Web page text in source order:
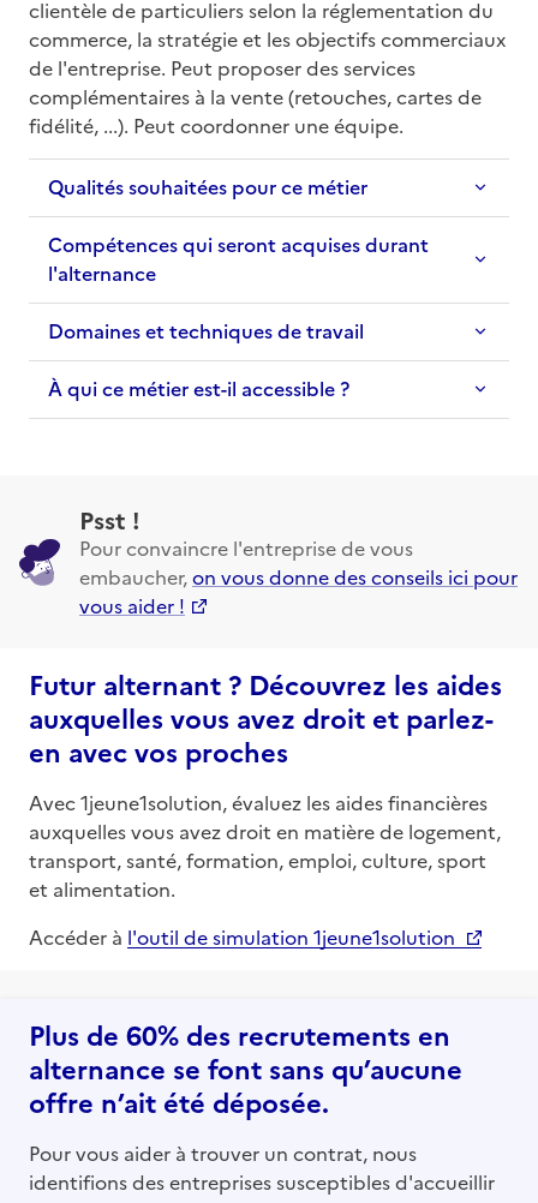
clientèle de particuliers selon la réglementation du
commerce, la stratégie et les objectifs commerciaux
de l'entreprise. Peut proposer des services
complémentaires à la vente (retouches, cartes de
fidélité, ...). Peut coordonner une équipe.
Qualités souhaitées pour ce métier
Compétences qui seront acquises durant
l'alternance
Domaines et techniques de travail
À qui ce métier est-il accessible ?
Psst !
Pour convaincre l'entreprise de vous
embaucher,on vous donne des conseils ici pour
vous aider !
Futur alternant ? Découvrez les aides
auxquelles vous avez droit et parlez-
en avec vos proches
Avec 1jeune1solution, évaluez les aides financières
auxquelles vous avez droit en matière de logement,
transport, santé, formation, emploi, culture, sport
et alimentation.
Accéder à l'outil de simulation 1jeune1solution
Plus de 60% des recrutements en
alternance se font sans qu’aucune
offre n’ait été déposée.
Pour vous aider à trouver un contrat, nous
identifions des entreprises susceptibles d'accueillir